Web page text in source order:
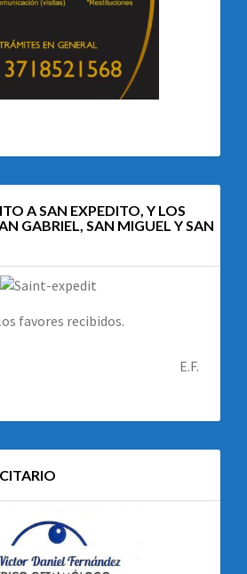
A SAN EXPEDITO, Y LOS
GABRIEL, SAN MIGUEL Y SAN
favores recibidos.
E.F.